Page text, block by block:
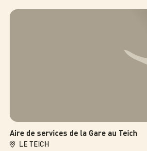
Aire de services de la Gare au Teich
LE TEICH